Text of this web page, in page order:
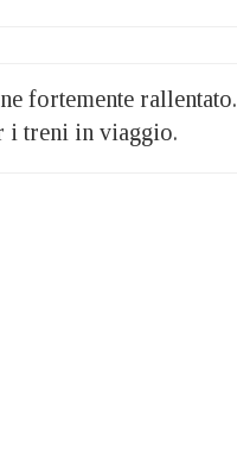
fortemente rallentato.
i treni in viaggio.